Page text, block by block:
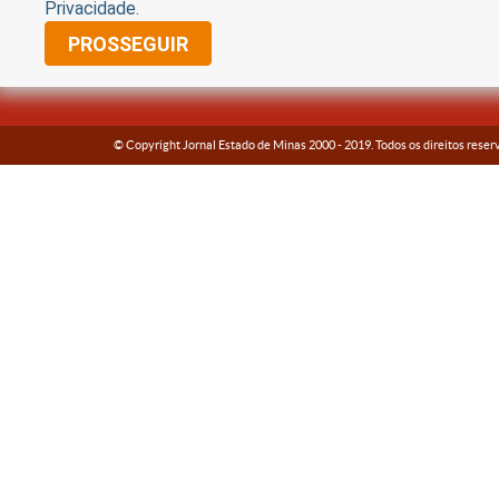
© Copyright Jornal Estado de Minas 2000 -2019 . Todos os direitos
Privacidade.
PROSSEGUIR